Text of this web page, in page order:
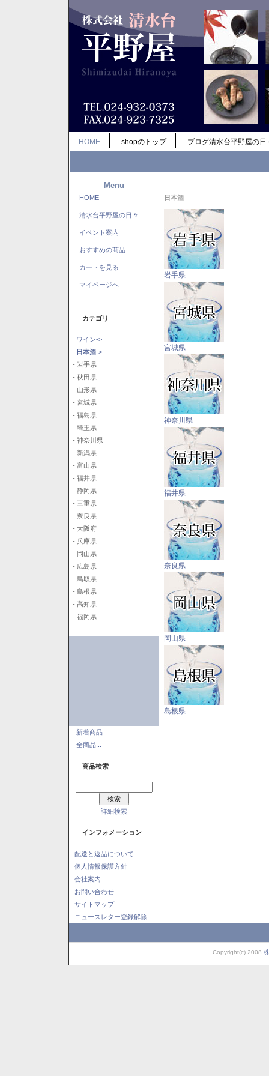
HOME shopのトップ ブログ清水台平野屋の日
Menu
HOME
清水台平野屋の日々
イベント案内
おすすめの商品
カートを見る
マイページへ
カテゴリ
ワイン->
日本酒->
- 岩手県
- 秋田県
- 山形県
- 宮城県
- 福島県
- 埼玉県
- 神奈川県
- 新潟県
- 富山県
- 福井県
- 静岡県
- 三重県
- 奈良県
- 大阪府
- 兵庫県
- 岡山県
- 広島県
- 鳥取県
- 島根県
- 高知県
- 福岡県
新着商品...
全商品...
商品検索
詳細検索
インフォメーション
配送と返品について
個人情報保護方針
会社案内
お問い合わせ
サイトマップ
ニュースレター登録解除
日本酒
岩手県
宮城県
神奈川県
福井県
奈良県
岡山県
島根県
Copyright(c) 2008